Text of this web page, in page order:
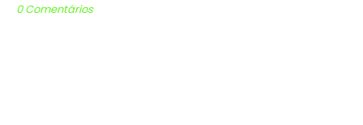
0 Comentários